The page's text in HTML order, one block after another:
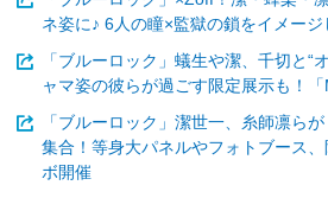
ネ姿に♪ 6人の瞳×監獄の鎖をイメー
「ブルーロック」蟻生や潔、千切と“
ャマ姿の彼らが過ごす限定展示も！
「ブルーロック」潔世一、糸師凛ら
集合！等身大パネルやフォトブース
ボ開催